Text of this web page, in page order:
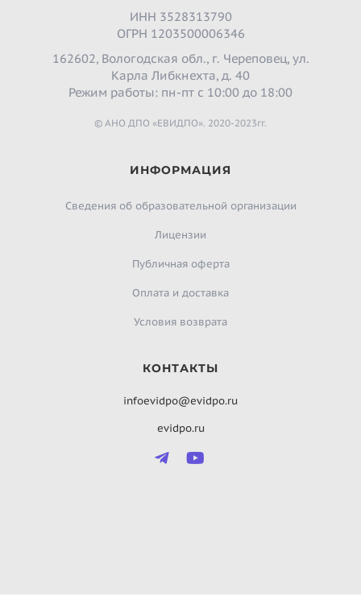
ИНН 3528313790
ОГРН 1203500006346
162602, Вологодская обл., г. Череповец, ул.
Карла Либкнехта, д. 40
Режим работы: пн-пт с 10:00 до 18:00
© АНО ДПО «ЕВИДПО». 2020-2023гг.
ИНФОРМАЦИЯ
Сведения об образовательной организации
Лицензии
Публичная оферта
Оплата и доставка
Условия возврата
КОНТАКТЫ
infoevidpo@evidpo.ru
evidpo.ru